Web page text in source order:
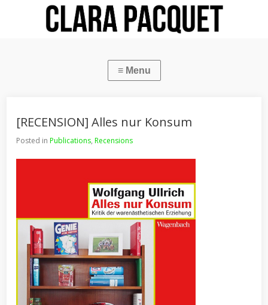
[RECENSION] Alles nur Konsum
Posted inPublications,Recensions